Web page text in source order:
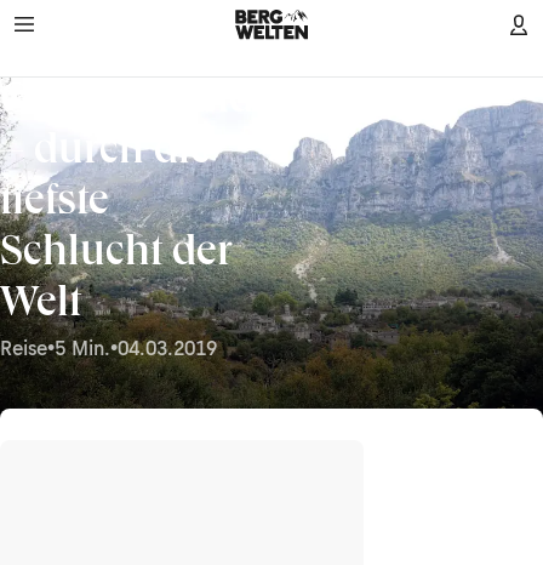
Griechenland
– durch die
tiefste
Schlucht der
Welt
Reise•5 Min.•04.03.2019